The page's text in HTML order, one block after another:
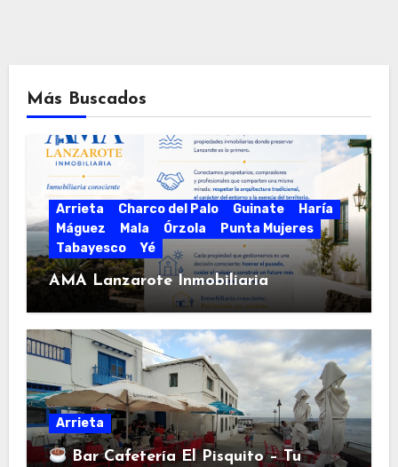
Más Buscados
Arrieta Charco del Palo Guinate
Haría
Máguez
Mala Órzola
Punta Mujeres
Tabayesco
Yé
AMA Lanzarote Inmobiliaria
Arrieta
Bar Cafetería El Pisquito – Tu